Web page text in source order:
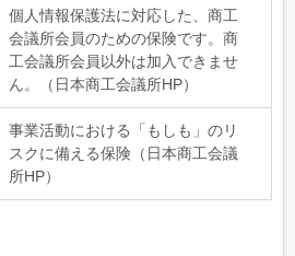
個人情報保護法に対応した、商工
会議所会員のための保険です。商
工会議所会員以外は加入できませ
ん。（日本商工会議所HP）
事業活動における「もしも」のリ
スクに備える保険（日本商工会議
所HP）